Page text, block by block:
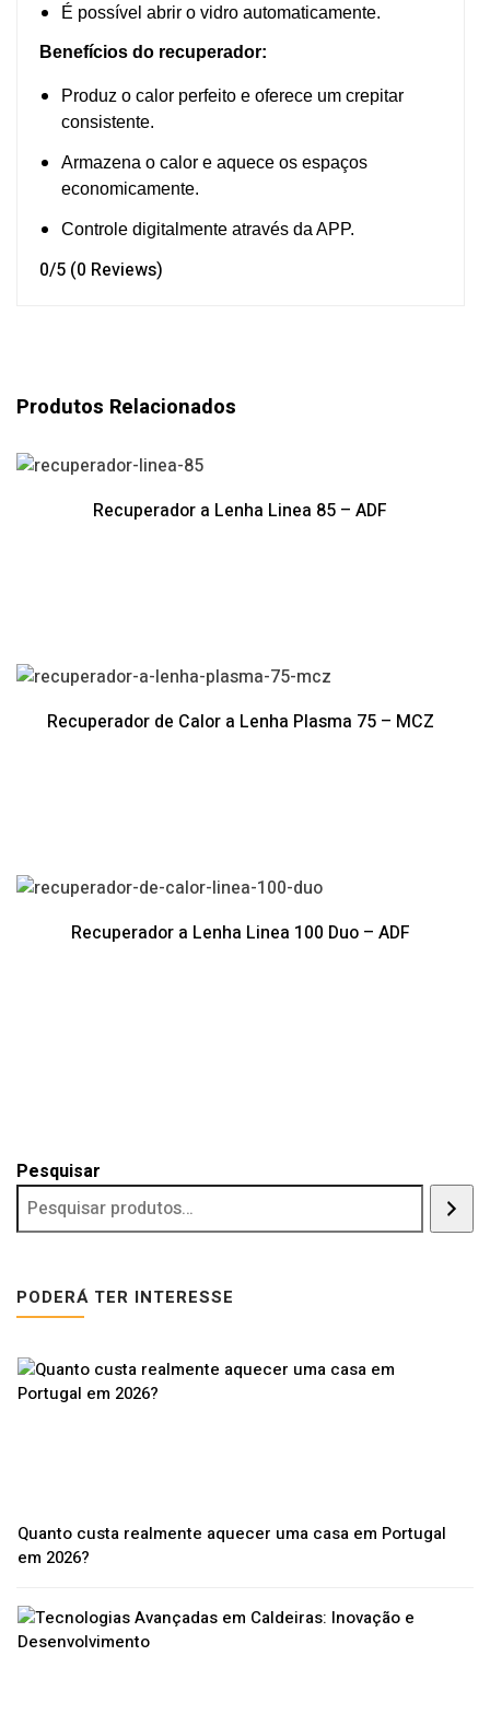
É possível abrir o vidro automaticamente.
Benefícios do recuperador:
Produz o calor perfeito e oferece um crepitar
consistente.
Armazena o calor e aquece os espaços
economicamente.
Controle digitalmente através da APP.
0/5 (0 Reviews)
Produtos Relacionados
Recuperador a Lenha Linea 85 – ADF
Recuperador de Calor a Lenha Plasma 75 – MCZ
Recuperador a Lenha Linea 100 Duo – ADF
Pesquisar
PODERÁ TER INTERESSE
Quanto custa realmente aquecer uma casa em Portugal
em 2026?